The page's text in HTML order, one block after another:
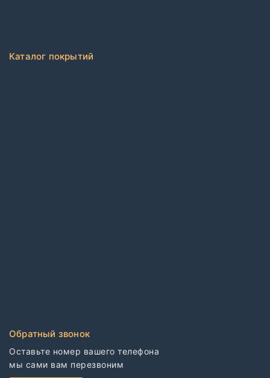
Каталог покрытий
Обратный звонок
Оставьте номер вашего телефона
мы сами вам перезвоним